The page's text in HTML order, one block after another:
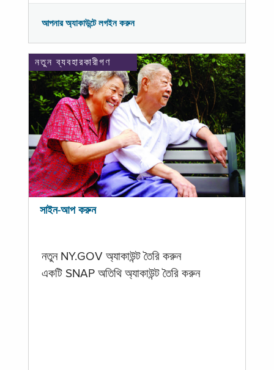
আপনার অ্যাকাউন্টে লগইন করুন
নতুন ব্যবহারকারীগণ
সাইন-আপ করুন
নতুন NY.GOV অ্যাকাউন্ট তৈরি করুন
একটি SNAP অতিথি অ্যাকাউন্ট তৈরি করুন